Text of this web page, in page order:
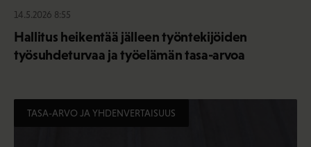
14.5.2026 8:55
Hallitus heikentää jälleen työntekijöiden
työsuhdeturvaa ja työelämän tasa-arvoa
TASA-ARVO JA YHDENVERTAISUUS